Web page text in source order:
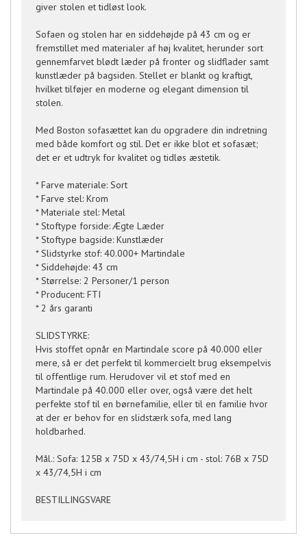
giver stolen et tidløst look.
Sofaen og stolen har en siddehøjde på 43 cm og er
fremstillet med materialer af høj kvalitet, herunder sort
gennemfarvet blødt læder på fronter og slidflader samt
kunstlæder på bagsiden. Stellet er blankt og kraftigt,
hvilket tilføjer en moderne og elegant dimension til
stolen.
Med Boston sofasættet kan du opgradere din indretning
med både komfort og stil. Det er ikke blot et sofasæt;
det er et udtryk for kvalitet og tidløs æstetik.
* Farve materiale: Sort
* Farve stel: Krom
* Materiale stel: Metal
* Stoftype forside: Ægte Læder
* Stoftype bagside: Kunstlæder
* Slidstyrke stof: 40.000+ Martindale
* Siddehøjde: 43 cm
* Størrelse: 2 Personer/1 person
* Producent: FTI
* 2 års garanti
SLIDSTYRKE:
Hvis stoffet opnår en Martindale score på 40.000 eller
mere, så er det perfekt til kommercielt brug eksempelvis
til offentlige rum. Herudover vil et stof med en
Martindale på 40.000 eller over, også være det helt
perfekte stof til en børnefamilie, eller til en familie hvor
at der er behov for en slidstærk sofa, med lang
holdbarhed.
Mål.: Sofa: 125B x 75D x 43/74,5H i cm - stol: 76B x 75D
x 43/74,5H i cm
BESTILLINGSVARE